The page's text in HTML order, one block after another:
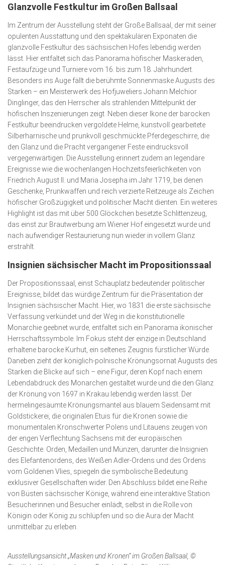
Glanzvolle Festkultur im Großen Ballsaal
Im Zentrum der Ausstellung steht der Große Ballsaal, der mit seiner
opulenten Ausstattung und den spektakulären Ex­po­naten die
glanzvolle Festkultur des sächsischen Hofes lebendig werden
lässt. Hier entfaltet sich das Panorama höfischer Maskeraden,
Festaufzüge und Turniere vom 16. bis zum 18. Jahr­hundert.
Besonders ins Auge fällt die berühmte Son­nen­maske Augusts des
Starken – ein Meisterwerk des Hofjuweliers Johann Melchior
Dinglinger, das den Herrscher als strahlenden Mittelpunkt der
höfischen Inszenierungen zeigt. Neben dieser Ikone der barocken
Festkultur beeindrucken vergoldete Helme, kunstvoll gearbeitete
Silberharnische und prunkvoll geschmückte Pferdegeschirre, die
den Glanz und die Pracht vergangener Feste eindrucksvoll
vergegenwärtigen. Die Aus­stellung erinnert zudem an legendäre
Ereignisse wie die wochenlangen Hochzeitsfeierlichkeiten von
Friedrich August II. und Maria Josepha im Jahr 1719, bei denen
Geschenke, Prunkwaffen und reich verzierte Reitzeuge als Zeichen
höfischer Großzügigkeit und politischer Macht dienten. Ein weiteres
Highlight ist das mit über 500 Glöckchen besetzte Schlit­tenzeug,
das einst zur Brautwerbung am Wiener Hof eingesetzt wurde und
nach aufwendiger Restaurierung nun wieder in vollem Glanz
erstrahlt.
Insignien sächsischer Macht im Propositionssaal
Der Propositionssaal, einst Schauplatz bedeutender politischer
Ereignisse, bildet das würdige Zentrum für die Prä­sen­tation der
Insignien sächsischer Macht. Hier, wo 1831 die erste sächsische
Verfassung verkündet und der Weg in die konstitutionelle
Monarchie geebnet wurde, entfaltet sich ein Panorama ikonischer
Herrschaftssymbole. Im Fokus steht der einzige in Deutschland
erhaltene barocke Kurhut, ein seltenes Zeugnis fürstlicher Würde.
Daneben zieht der königlich-polnische Krö­nungsornat Augusts des
Starken die Blicke auf sich – eine Fi­gur, deren Kopf nach einem
Lebendabdruck des Monarchen gestaltet wurde und die den Glanz
der Krönung von 1697 in Krakau lebendig werden lässt. Der
hermelingesäumte Krö­nungsmantel aus blauem Seidensamt mit
Goldstickerei, die ori­ginalen Etuis für die Kronen sowie die
monumentalen Kron­schwerter Polens und Litauens zeugen von
der engen Ver­flechtung Sachsens mit der europäischen
Geschichte. Orden, Medaillen und Münzen, darunter die Insignien
des Elefanten­ordens, des Weißen Adler-Ordens und des Ordens
vom Gol­denen Vlies, spiegeln die symbolische Bedeutung
exklusiver Gesellschaften wider. Den Abschluss bildet eine Reihe
von Büsten sächsischer Könige, während eine interaktive Station
Besucherinnen und Besucher einlädt, selbst in die Rolle von
Königin oder König zu schlüpfen und so die Aura der Macht
unmittelbar zu erleben.
Ausstellungsansicht „Masken und Kronen” im Großen Ballsaal, ©